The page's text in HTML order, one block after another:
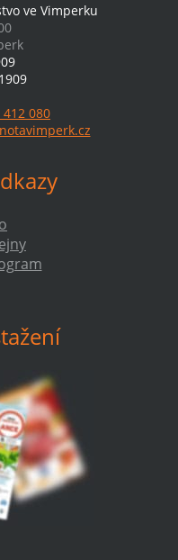
ve Vimperku
412 080